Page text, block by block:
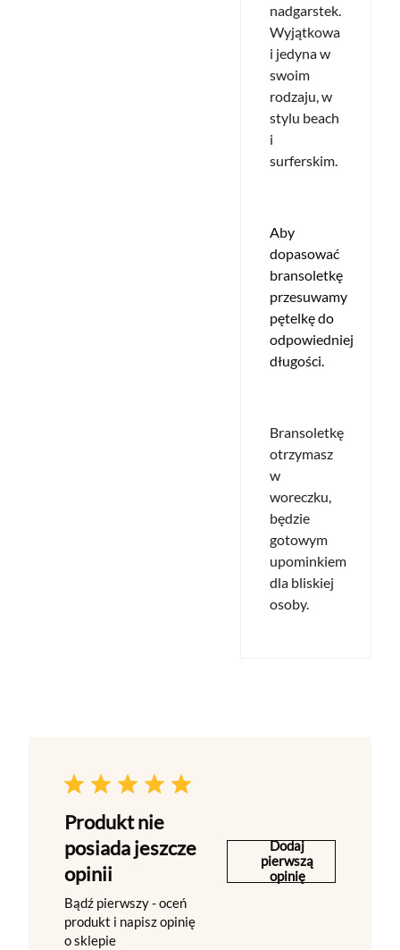
nadgarstek.
Wyjątkowa
i jedyna w
swoim
rodzaju, w
stylu beach
i
surferskim.
Aby
dopasować
bransoletkę
przesuwamy
pętelkę do
odpowiedniej
długości.
Bransoletkę
otrzymasz
w
woreczku,
będzie
gotowym
upominkiem
dla bliskiej
osoby.
Produkt nie
posiada jeszcze
opinii
Bądź pierwszy - oceń
produkt i napisz opinię
o sklepie
Dodaj
pierwszą
opinię